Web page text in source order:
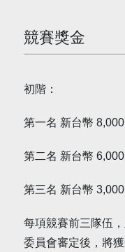
競賽獎金
初階：
第一名 新台幣
第二名 新台幣
第三名 新台幣
每項競賽前三隊伍
委員會審定後，將